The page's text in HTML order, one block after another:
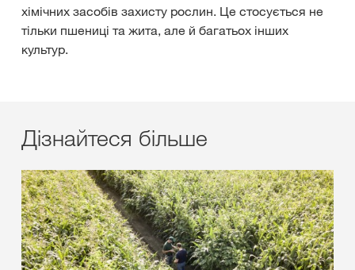
хімічних засобів захисту рослин. Це стосується не
тільки пшениці та жита, але й багатьох інших
культур.
Дізнайтеся більше